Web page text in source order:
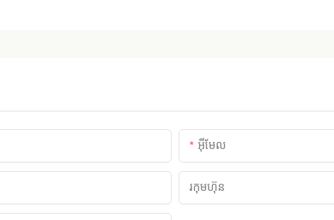
អ៊ីមែល
រកុមហ៊ុន